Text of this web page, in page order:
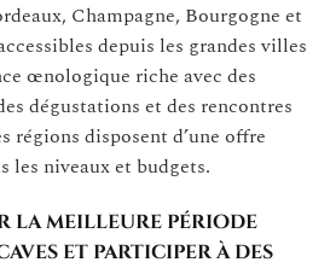
Champagne, Bourgogne et
depuis les grandes villes
œnologique riche avec des
dégustations et des rencontres
régions disposent d’une offre
les niveaux et budgets.
la meilleure période
et participer à des